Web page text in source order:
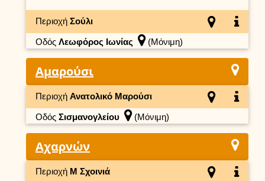
Περιοχή Σούλι
Οδός Λεωφόρος Ιωνίας (Μόνιμη)
Αμαρούσι
Περιοχή Ανατολικό Μαρούσι
Οδός Σισμανογλείου (Μόνιμη)
Αχαρνών
Περιοχή Μ Σχοινιά